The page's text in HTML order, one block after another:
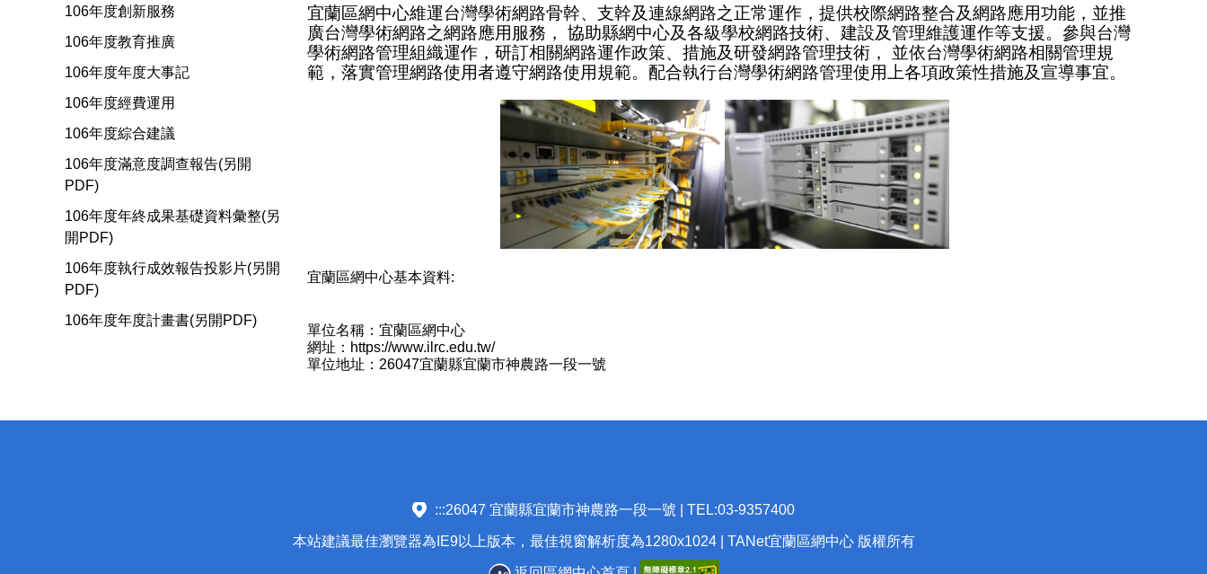
106年度創新服務
106年度教育推廣
106年度年度大事記
106年度經費運用
106年度綜合建議
106年度滿意度調查報告(另開
PDF)
106年度年終成果基礎資料彙整(另
開PDF)
106年度執行成效報告投影片(另開
PDF)
106年度年度計畫書(另開PDF)
宜蘭區網中心維運台灣學術網路骨幹、支幹及連線網路之正常運作，提供校際網路整合及網路應用功能，並推
廣台灣學術網路之網路應用服務， 協助縣網中心及各級學校網路技術、建設及管理維護運作等支援。參與台灣
學術網路管理組織運作，研訂相關網路運作政策、措施及研發網路管理技術， 並依台灣學術網路相關管理規
範，落實管理網路使用者遵守網路使用規範。配合執行台灣學術網路管理使用上各項政策性措施及宣導事宜。
宜蘭區網中心基本資料:
單位名稱：宜蘭區網中心
網址：https://www.ilrc.edu.tw/
單位地址：26047宜蘭縣宜蘭市神農路一段一號
:::26047 宜蘭縣宜蘭市神農路一段一號 | TEL:03-9357400
本站建議最佳瀏覽器為IE9以上版本，最佳視窗解析度為1280x1024 | TANet宜蘭區網中心 版權所有